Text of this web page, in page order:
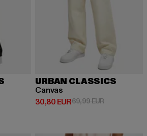
EUR 69,99 EUR
URBAN CLASSICS
Canvas
30,80 EUR
Derzeitiger Preis: 30,80 EUR
69,99 EURAktionspreis: